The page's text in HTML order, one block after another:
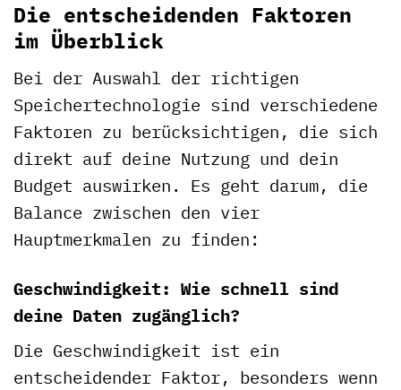
Die entscheidenden Faktoren
im Überblick
Bei der Auswahl der richtigen
Speichertechnologie sind verschiedene
Faktoren zu berücksichtigen, die sich
direkt auf deine Nutzung und dein
Budget auswirken. Es geht darum, die
Balance zwischen den vier
Hauptmerkmalen zu finden:
Geschwindigkeit: Wie schnell sind
deine Daten zugänglich?
Die Geschwindigkeit ist ein
entscheidender Faktor, besonders wenn